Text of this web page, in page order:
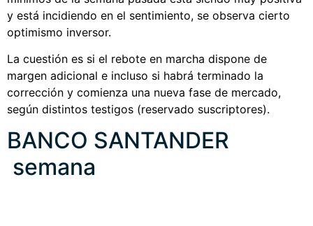
y está incidiendo en el sentimiento, se observa cierto
optimismo inversor.
La cuestión es si el rebote en marcha dispone de
margen adicional e incluso si habrá terminado la
corrección y comienza una nueva fase de mercado,
según distintos testigos (reservado suscriptores).
BANCO SANTANDER
semana